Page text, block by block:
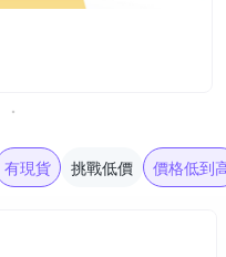
有現貨 挑戰低價 價格低到